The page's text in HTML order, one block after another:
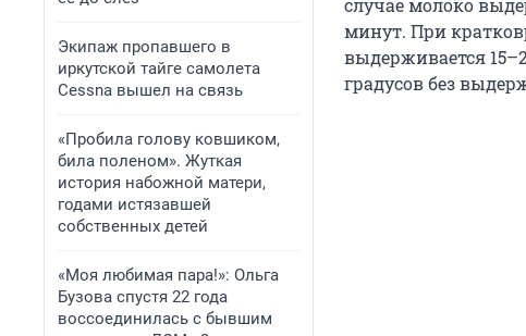
Экипаж пропавшего в
иркутской тайге самолета
Cessna вышел на связь
«Пробила голову ковшиком,
била поленом». Жуткая
история набожной матери,
годами истязавшей
собственных детей
«Моя любимая пара!»: Ольга
Бузова спустя 22 года
воссоединилась с бывшим
случае молоко
минут. При
выдерживается
градусов без